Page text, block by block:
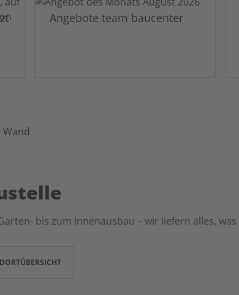
Angebote team baucenter
bis zum Innenausbau – wir liefern alles,